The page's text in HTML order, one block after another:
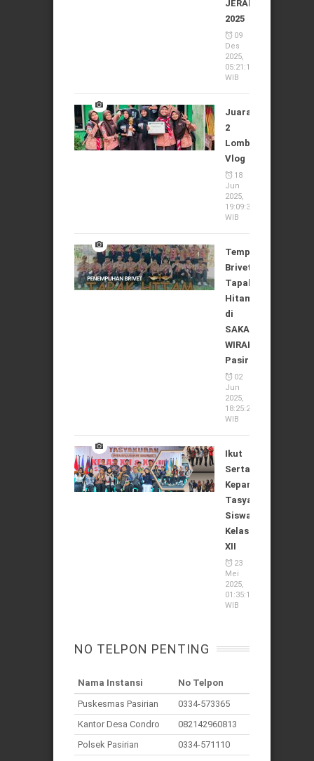
JERAM
2025
09
Des
2025,
05:21:10
WIB
Juara
2
Lomba
Vlog
18
Jun
2025,
19:09:37
WIB
Tempuh
Brivet
Tapak
Hitam
di
SAKA
WIRAKARTIKA
Pasirian
02
Jun
2025,
18:25:24
WIB
Ikut
Serta
Kepanitiaan
Tasyakuran
Siswa
Kelas
XII
23
Mei
2025,
01:35:11
WIB
NO TELPON PENTING
Nama Instansi
No Telpon
Puskesmas Pasirian
0334-573365
Kantor Desa Condro
082142960813
Polsek Pasirian
0334-571110